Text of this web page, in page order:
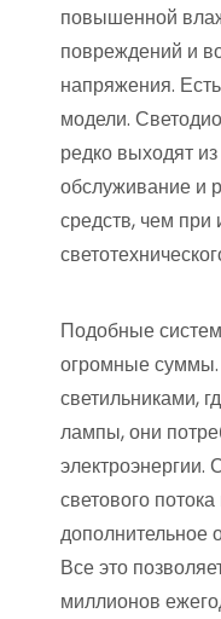
повышенной
повреждений и
напряжения.
модели.
редко выходят
обслуживание и
средств, чем при
Подобные
огромные
светильниками,
лампы, они
электроэнергии.
светового
дополнительное
Все это
миллионов